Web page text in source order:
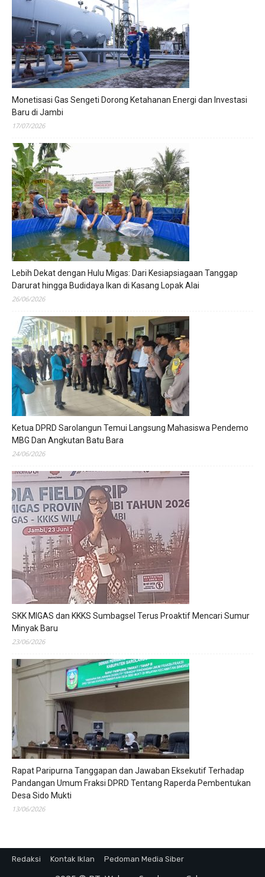
Monetisasi Gas Sengeti Dorong Ketahanan Energi dan Investasi
Baru di Jambi
17/07/2026
Lebih Dekat dengan Hulu Migas: Dari Kesiapsiagaan Tanggap
Darurat hingga Budidaya Ikan di Kasang Lopak Alai
26/06/2026
Ketua DPRD Sarolangun Temui Langsung Mahasiswa Pendemo
MBG Dan Angkutan Batu Bara
24/06/2026
SKK MIGAS dan KKKS Sumbagsel Terus Proaktif Mencari Sumur
Minyak Baru
23/06/2026
Rapat Paripurna Tanggapan dan Jawaban Eksekutif Terhadap
Pandangan Umum Fraksi DPRD Tentang Raperda Pembentukan
Desa Sido Mukti
13/06/2026
Redaksi Kontak Iklan Pedoman Media Siber